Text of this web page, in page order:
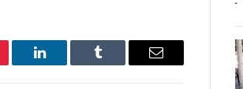
LinkedIn Tumblr Email